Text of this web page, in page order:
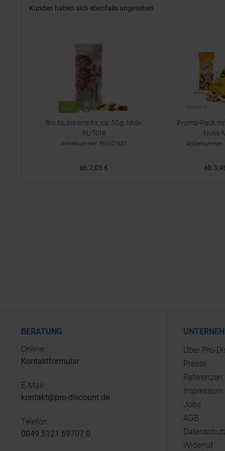
Kunden haben sich ebenfalls angesehen
Bio NusskernMix, ca. 50g, Midi-
XL-Tüte
Artikelnummer: FNM01637
ab 2,05 €
Promo-Pack
Nuss-
Artikelnummer:
ab
BERATUNG
Online:
Kontaktformular
E-Mail:
kontakt@pro-discount.de
Telefon:
0049 5121 69707 0
Über Pro-
Presse
Referenzen
Impressum
Jobs
AGB
Widerruf